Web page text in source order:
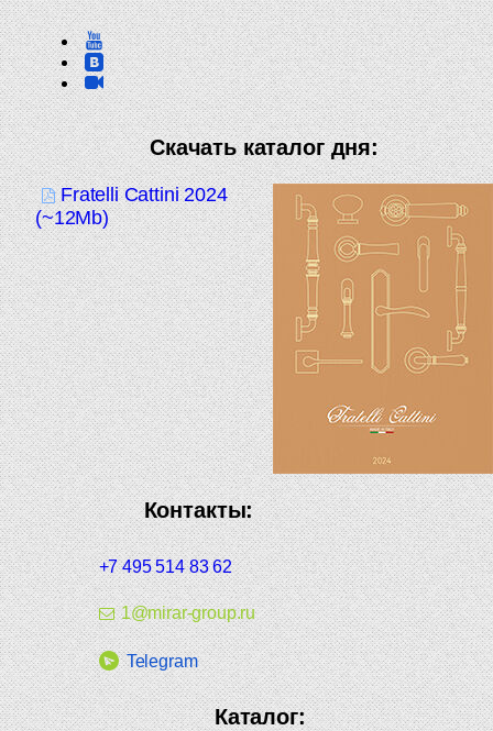
Скачать каталог дня:
Fratelli Cattini 2024
(~12Mb)
Контакты:
+7 495 514 83 62
1@mirar-group.ru
Telegram
Каталог: